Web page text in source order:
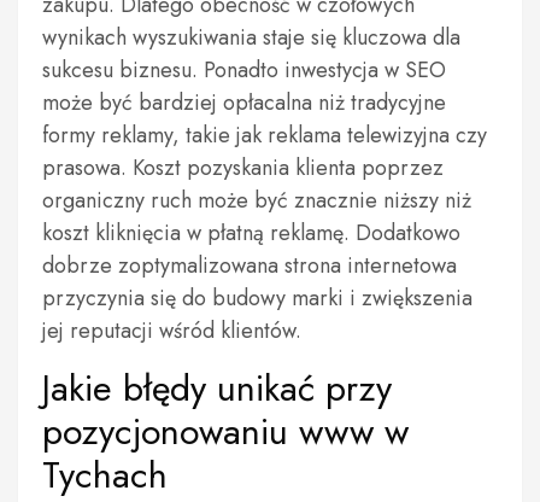
wynikach wyszukiwania staje się kluczowa dla
sukcesu biznesu. Ponadto inwestycja w SEO
może być bardziej opłacalna niż tradycyjne
formy reklamy, takie jak reklama telewizyjna czy
prasowa. Koszt pozyskania klienta poprzez
organiczny ruch może być znacznie niższy niż
koszt kliknięcia w płatną reklamę. Dodatkowo
dobrze zoptymalizowana strona internetowa
przyczynia się do budowy marki i zwiększenia
jej reputacji wśród klientów.
Jakie błędy unikać przy
pozycjonowaniu www w
Tychach